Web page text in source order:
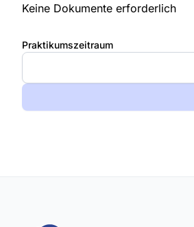
Keine Dokumente erforderlich
Praktikumszeitraum